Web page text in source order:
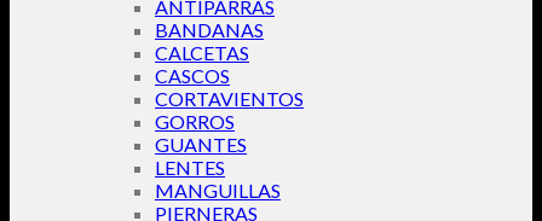
ANTIPARRAS
BANDANAS
CALCETAS
CASCOS
CORTAVIENTOS
GORROS
GUANTES
LENTES
MANGUILLAS
PIERNERAS